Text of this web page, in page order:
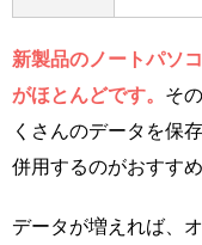
新製品のノートパソ
がほとんどです。 そ
くさんのデータを保
併用するのがおすすめ
データが増えれば、